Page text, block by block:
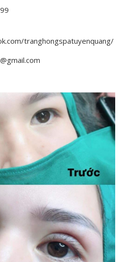
tranghongspatuyenquang/